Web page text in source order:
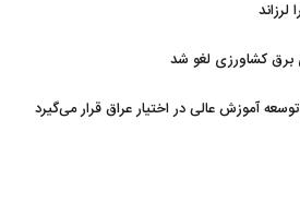
برق کشاورزی لغو شد
آموزش عالی در اختیار عراق قرار می‌گیرد